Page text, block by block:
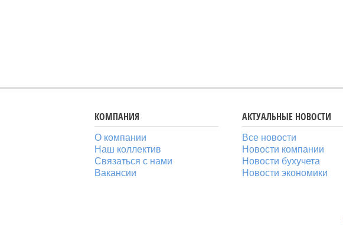
КОМПАНИЯ
О компании
Наш коллектив
Связаться с нами
Вакансии
АКТУАЛЬНЫЕ НОВОСТИ
Все новости
Новости компании
Новости бухучета
Новости экономики